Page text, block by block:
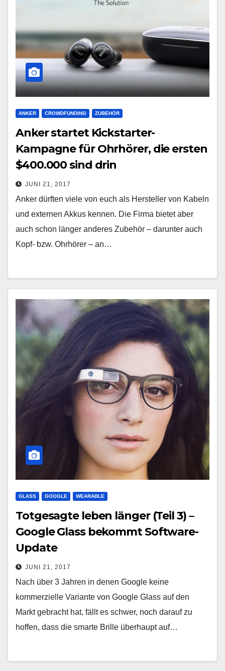
ANKER CROWDFUNDING ZUBEHÖR
Anker startet Kickstarter-
Kampagne für Ohrhörer, die ersten
$400.000 sind drin
JUNI 21, 2017
Anker dürften viele von euch als Hersteller von Kabeln
und externen Akkus kennen. Die Firma bietet aber
auch schon länger anderes Zubehör – darunter auch
Kopf- bzw. Ohrhörer – an…
GLASS GOOGLE WEARABLE
Totgesagte leben länger (Teil 3) –
Google Glass bekommt Software-
Update
JUNI 21, 2017
Nach über 3 Jahren in denen Google keine
kommerzielle Variante von Google Glass auf den
Markt gebracht hat, fällt es schwer, noch darauf zu
hoffen, dass die smarte Brille überhaupt auf…